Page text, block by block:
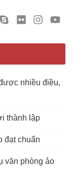
nhiều điều,
thành lập
đạt chuẩn
văn phòng ảo